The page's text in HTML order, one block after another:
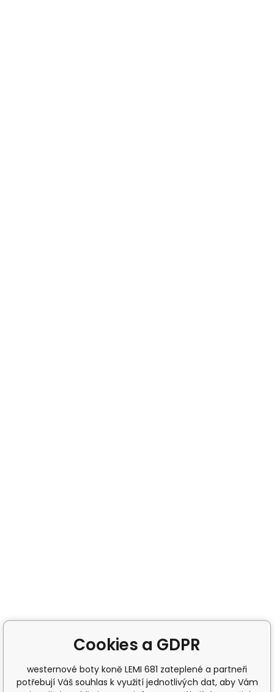
Cookies a GDPR
westernové boty koně LEMI 681 zateplené a partneři
potřebují Váš souhlas k využití jednotlivých dat, aby Vám